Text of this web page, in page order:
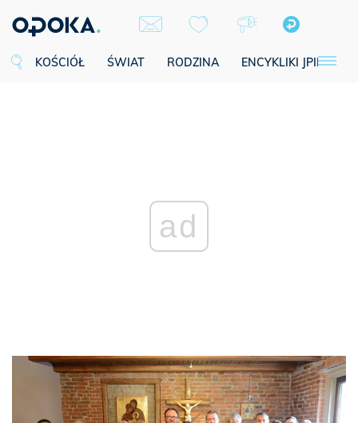
KOŚCIÓŁ ŚWIAT RODZINA ENCYKLIKI JPII
ad